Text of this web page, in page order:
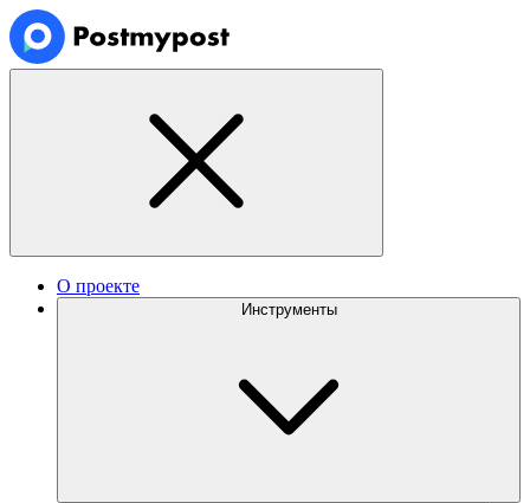
О проекте
Инструменты